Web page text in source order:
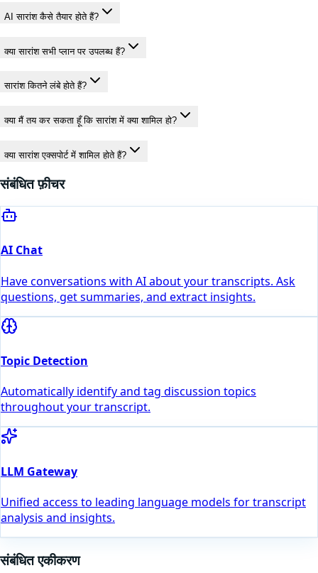
AI सारांश कैसे तैयार होते हैं?
क्या सारांश सभी प्लान पर उपलब्ध हैं?
सारांश कितने लंबे होते हैं?
क्या मैं तय कर सकता हूँ कि सारांश में क्या शामिल हो?
क्या सारांश एक्सपोर्ट में शामिल होते हैं?
संबंधित फ़ीचर
AI Chat
Have conversations with AI about your transcripts. Ask
questions, get summaries, and extract insights.
Topic Detection
Automatically identify and tag discussion topics
throughout your transcript.
LLM Gateway
Unified access to leading language models for transcript
analysis and insights.
संबंधित एकीकरण